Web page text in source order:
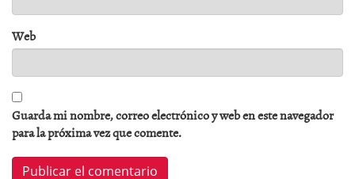
Web
Guarda mi nombre, correo electrónico y web en este navegador
para la próxima vez que comente.